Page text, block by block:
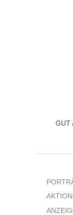
GUT